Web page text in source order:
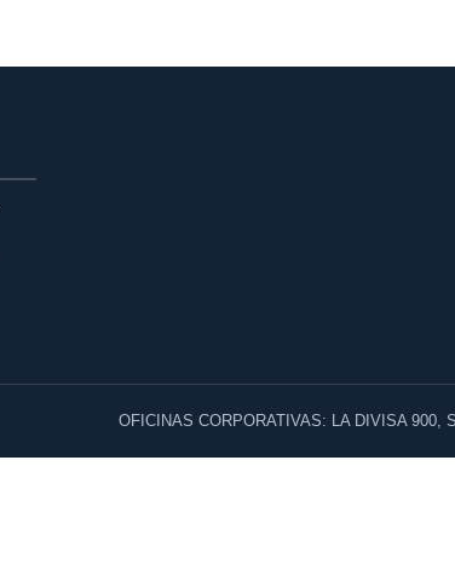
OFICINAS CORPORATIVAS: LA DIVISA 900,